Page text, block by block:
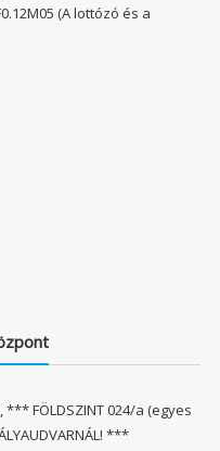
(A lottózó és a
FÖLDSZINT 024/a (egyes
***